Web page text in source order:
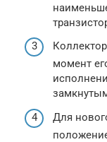
момент
Для